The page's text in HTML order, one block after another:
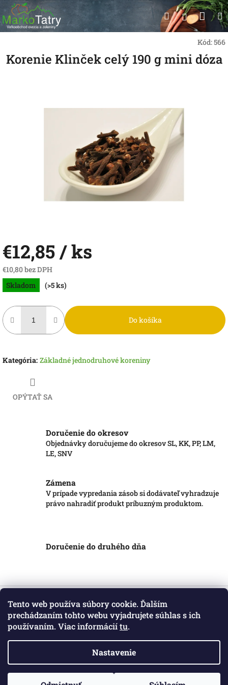
Tento web používa súbory cookie. Ďalším
prechádzaním tohto webu vyjadrujete súhlas s ich
používaním. Viac informáciítu.
Nastavenie
Prejsť
na
obsah
Hľadať
Kód:566
Korenie Klinček celý 190 g mini dóza
€12,85 / ks
€10,80 bez DPH
Jednotková
cena:
Skladom (>5 ks)
Do košíka
Kategória: Základné jednodruhové koreniny
OPÝTAŤ SA
Doručenie do okresov
Objednávky doručujeme do okresov SL, KK, PP, LM,
LE, SNV
Zámena
V prípade vypredania zásob si dodávateľ vyhradzuje
právo nahradiť produkt príbuzným produktom.
Doručenie do druhého dňa
Z
Informácie pre vás
Obchodné podmienky
Copyright 2026 . Všetky práva vyhradené.